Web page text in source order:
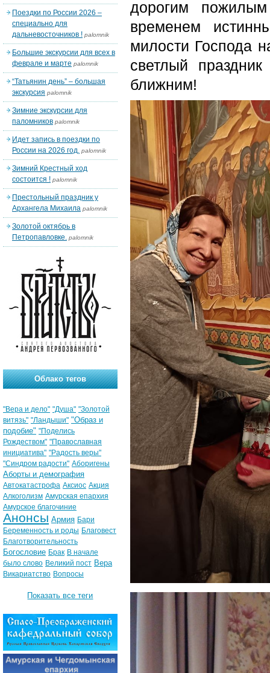
дорогим
временем
милости Господа
светлый
ближним!
Поездки по России 2026 –
специально для
дальневосточников ! palomnik
Большие экскурсии для всех в
феврале и марте palomnik
“Татьянин день” – большая
экскурсия palomnik
Зимние экскурсии для
паломников palomnik
Идет запись в поездки по
России на 2026 год. palomnik
Зимний Крестный ход
состоится ! palomnik
Престольный праздник у
Архангела Михаила palomnik
Золотой октябрь в
Петропавловке. palomnik
Облако тегов
"Вера и дело" "Душа" "Золотой
витязь" "Ландыши" "Образ и
подобие" "Поделись
Рождеством" "Православная
инициатива" "Радость веры"
"Синдром радости" Аборигены
Аборты и демография
Автокатастрофа Аксиос Акция
Алкоголизм Амурская епархия
Амурское благочиние
Анонсы Армия Бари
Беременность и роды Благовест
Благотворительность
Богословие Брак В начале
было слово Великий пост Вера
Викариатство Вопросы
Показать все теги